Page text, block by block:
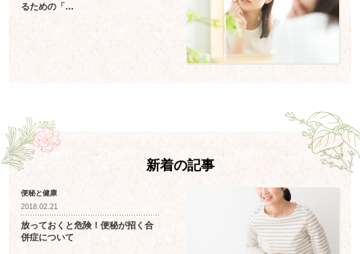
るための「…
新着の記事
便秘と健康
2018.02.21
放っておくと危険！便秘が招く合
併症について